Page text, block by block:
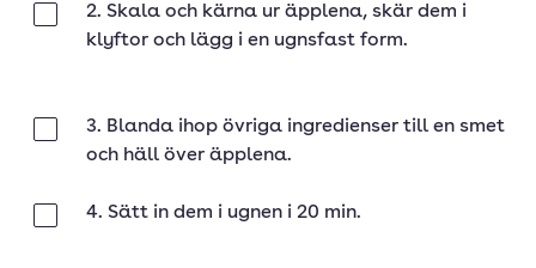
2. Skala och kärna ur äpplena, skär dem i
klyftor och lägg i en ugnsfast form.
3. Blanda ihop övriga ingredienser till en smet
och häll över äpplena.
4. Sätt in dem i ugnen i 20 min.